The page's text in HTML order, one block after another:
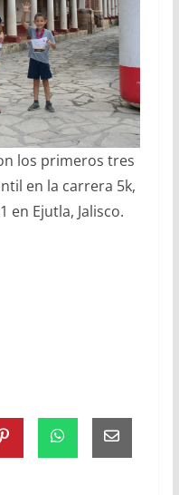
los primeros tres
en la carrera 5k,
en Ejutla, Jalisco.